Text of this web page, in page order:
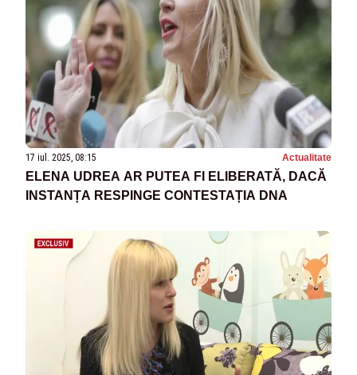
17 iul. 2025, 08:15 Actualitate
ELENA UDREA AR PUTEA FI ELIBERATĂ, DACĂ
INSTANȚA RESPINGE CONTESTAȚIA DNA